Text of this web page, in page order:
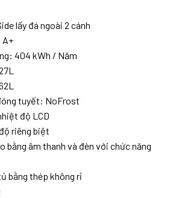
lấy đá ngoài 2 cánh
A+
404 kWh / Năm
tuyết: NoFrost
độ LCD
riêng biệt
bằng âm thanh và đèn với chức năng
bằng thép không rỉ